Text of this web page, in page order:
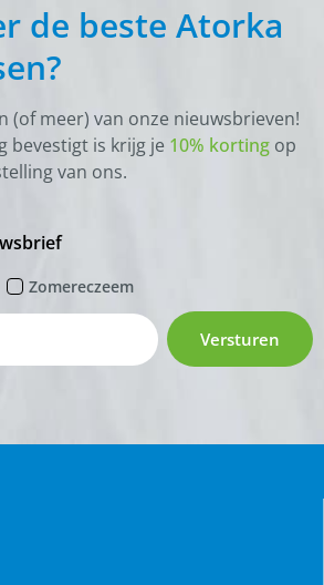
de beste Atorka
(of meer) van onze nieuwsbrieven!
bevestigt is krijg je 10% korting op
van ons.
Zomereczeem
Versturen